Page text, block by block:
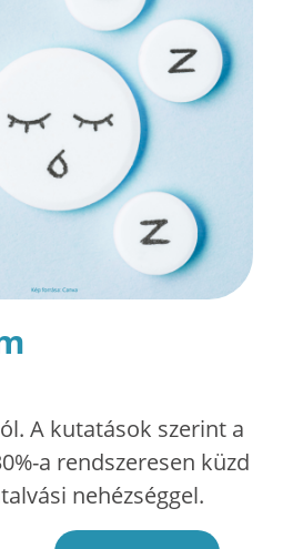
A kutatások szerint a
a rendszeresen küzd
nehézséggel.